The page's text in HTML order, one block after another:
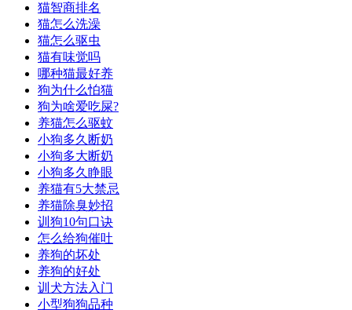
猫智商排名
猫怎么洗澡
猫怎么驱虫
猫有味觉吗
哪种猫最好养
狗为什么怕猫
狗为啥爱吃屎?
养猫怎么驱蚊
小狗多久断奶
小狗多大断奶
小狗多久睁眼
养猫有5大禁忌
养猫除臭妙招
训狗10句口诀
怎么给狗催吐
养狗的坏处
养狗的好处
训犬方法入门
小型狗狗品种